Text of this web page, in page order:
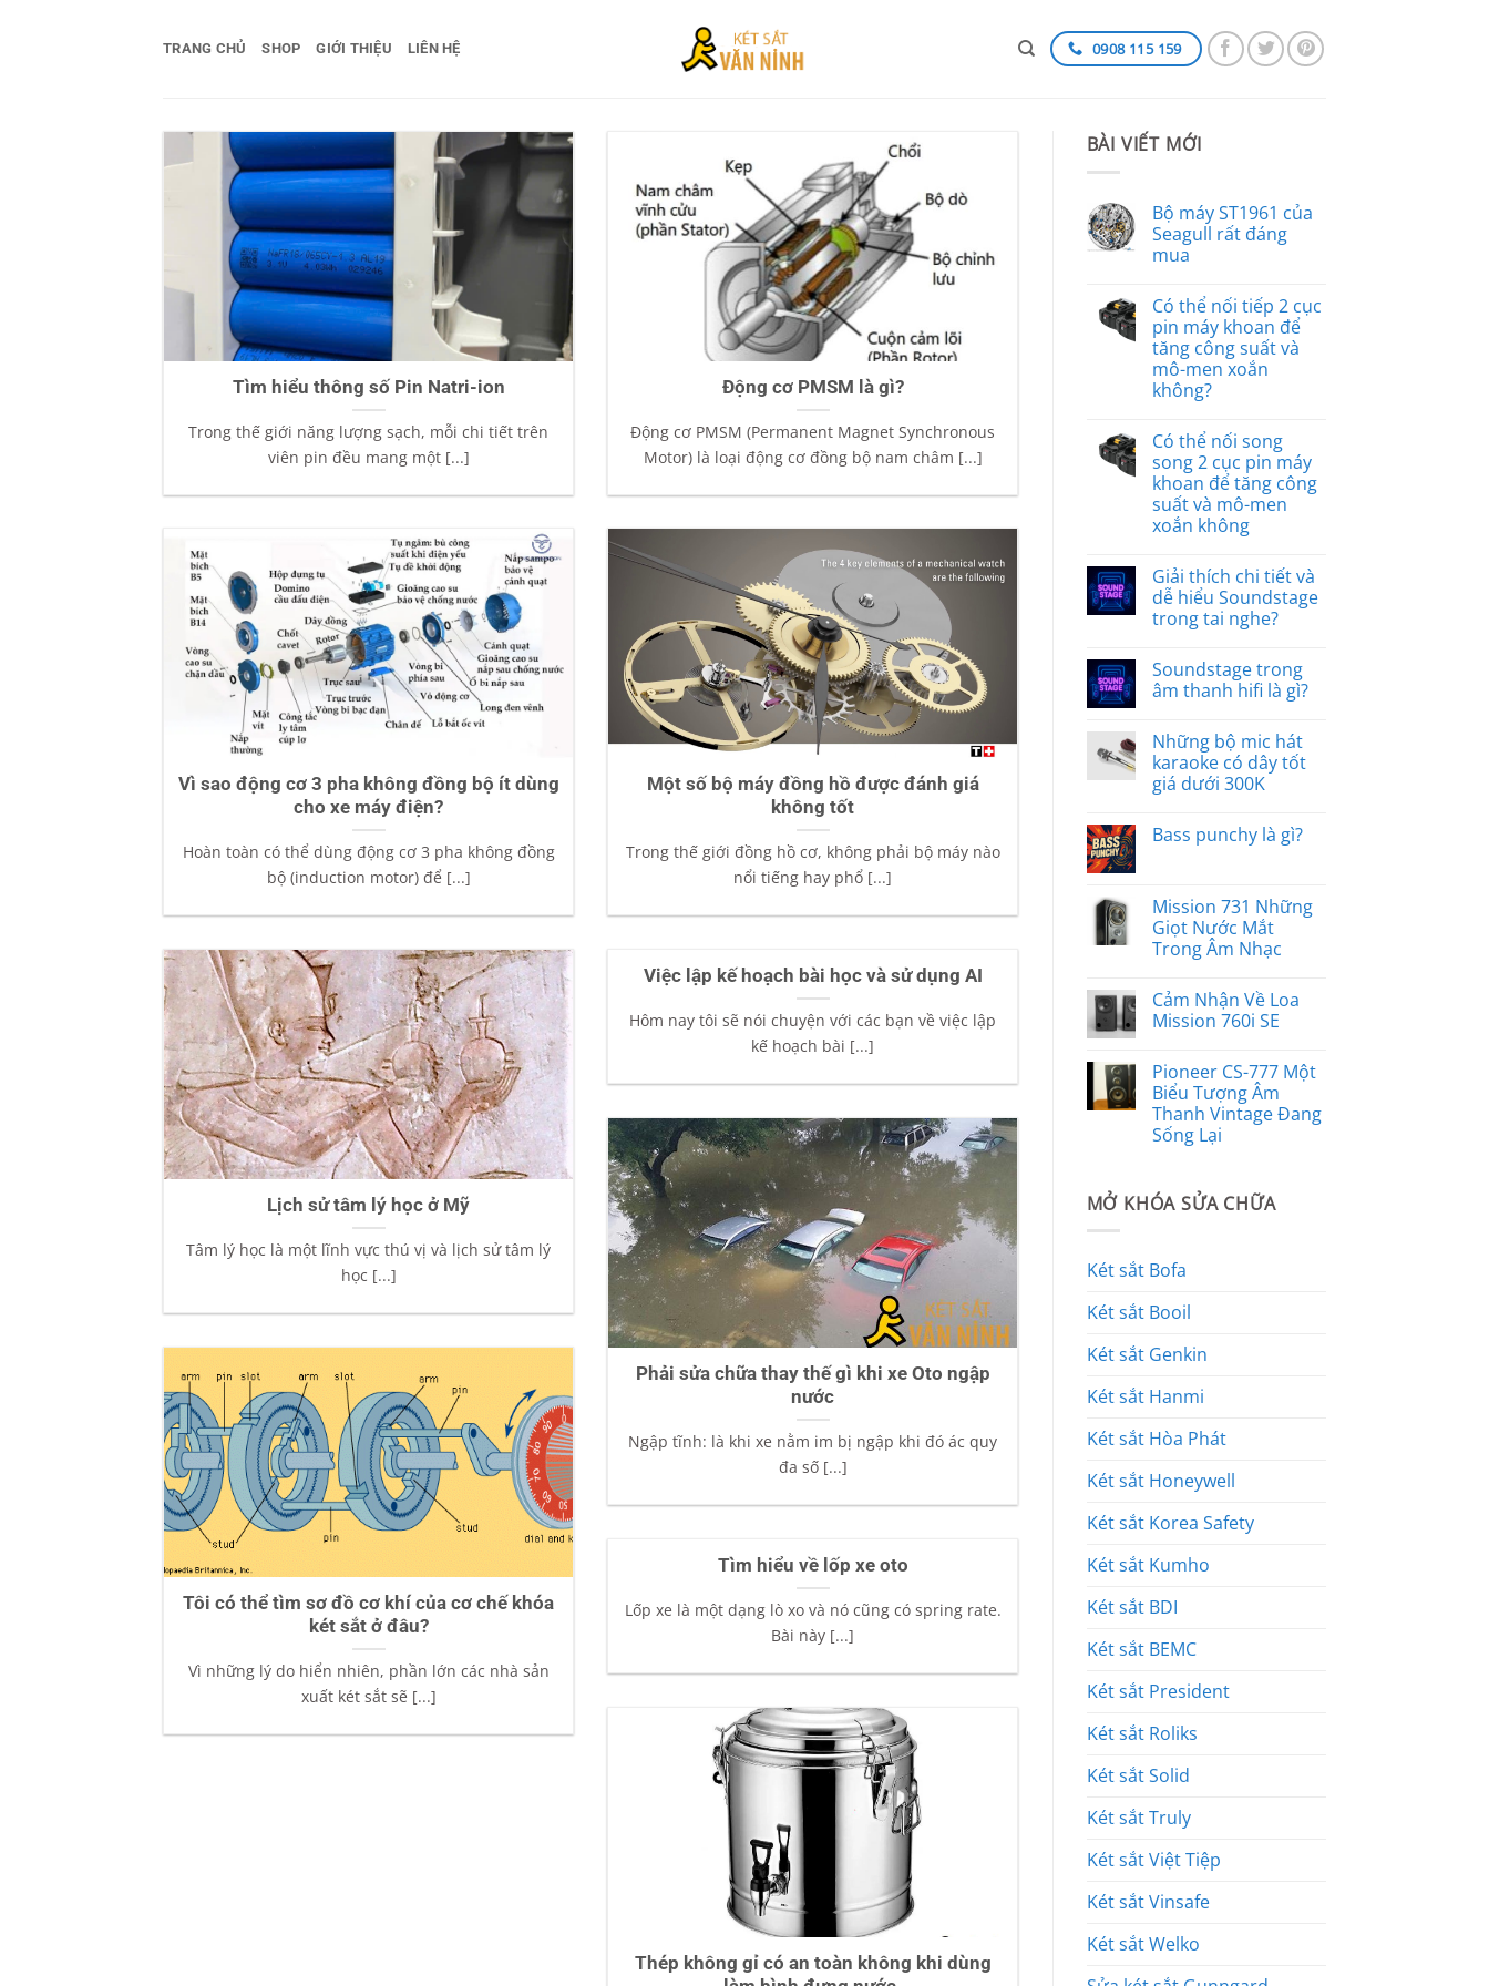
TRANG CHỦ SHOP GIỚI THIỆU LIÊN HỆ 0908 115 159
Tìm hiểu thông số Pin Natri-ion
Trong thế giới năng lượng sạch, mỗi chi tiết trên
viên pin đều mang một [...]
Động cơ PMSM là gì?
Động cơ PMSM (Permanent Magnet Synchronous
Motor) là loại động cơ đồng bộ nam châm [...]
Vì sao động cơ 3 pha không đồng bộ ít dùng
cho xe máy điện?
Hoàn toàn có thể dùng động cơ 3 pha không đồng
bộ (induction motor) để [...]
Một số bộ máy đồng hồ được đánh giá
không tốt
Trong thế giới đồng hồ cơ, không phải bộ máy nào
nổi tiếng hay phổ [...]
Lịch sử tâm lý học ở Mỹ
Tâm lý học là một lĩnh vực thú vị và lịch sử tâm lý
học [...]
Việc lập kế hoạch bài học và sử dụng AI
Hôm nay tôi sẽ nói chuyện với các bạn về việc lập
kế hoạch bài [...]
Phải sửa chữa thay thế gì khi xe Oto ngập
nước
Ngập tĩnh: là khi xe nằm im bị ngập khi đó ác quy
đa số [...]
Tôi có thể tìm sơ đồ cơ khí của cơ chế khóa
két sắt ở đâu?
Vì những lý do hiển nhiên, phần lớn các nhà sản
xuất két sắt sẽ [...]
Tìm hiểu về lốp xe oto
Lốp xe là một dạng lò xo và nó cũng có spring rate.
Bài này [...]
Thép không gỉ có an toàn không khi dùng
BÀI VIẾT MỚI
Bộ máy ST1961 của
Seagull rất đáng
mua
Có thể nối tiếp 2 cục
pin máy khoan để
tăng công suất và
mô-men xoắn
không?
Có thể nối song
song 2 cục pin máy
khoan để tăng công
suất và mô-men
xoắn không
Giải thích chi tiết và
dễ hiểu Soundstage
trong tai nghe?
Soundstage trong
âm thanh hifi là gì?
Những bộ mic hát
karaoke có dây tốt
giá dưới 300K
Bass punchy là gì?
Mission 731 Những
Giọt Nước Mắt
Trong Âm Nhạc
Cảm Nhận Về Loa
Mission 760i SE
Pioneer CS-777 Một
Biểu Tượng Âm
Thanh Vintage Đang
Sống Lại
MỞ KHÓA SỬA CHỮA
Két sắt Bofa
Két sắt Booil
Két sắt Genkin
Két sắt Hanmi
Két sắt Hòa Phát
Két sắt Honeywell
Két sắt Korea Safety
Két sắt Kumho
Két sắt BDI
Két sắt BEMC
Két sắt President
Két sắt Roliks
Két sắt Solid
Két sắt Truly
Két sắt Việt Tiệp
Két sắt Vinsafe
Két sắt Welko